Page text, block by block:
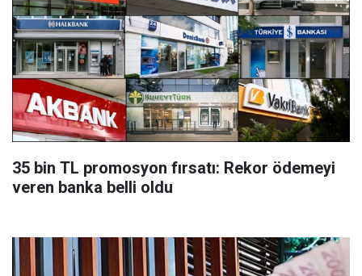
35 bin TL promosyon fırsatı: Rekor ödemeyi
veren banka belli oldu